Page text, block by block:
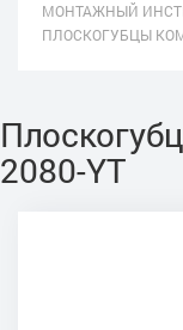
МОНТАЖНЫЙ
ПЛОСКОГУБЦЫ
2080-YT